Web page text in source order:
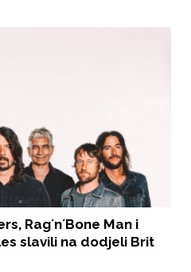
Rag´n´Bone Man i
slavili na dodjeli Brit